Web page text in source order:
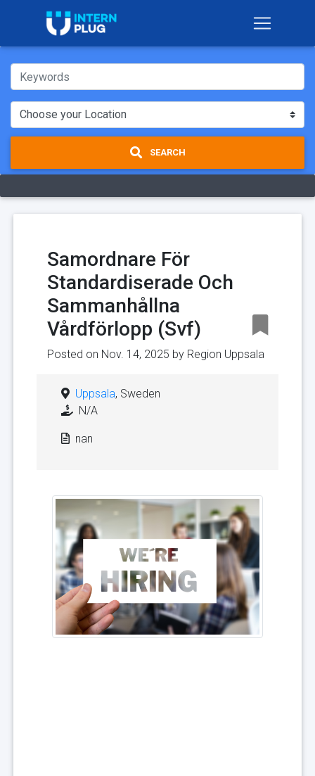
SEARCH
Samordnare För
Standardiserade Och
Sammanhållna
Vårdförlopp (Svf)
Posted on Nov. 14, 2025 by Region Uppsala
Uppsala, Sweden
N/A
nan